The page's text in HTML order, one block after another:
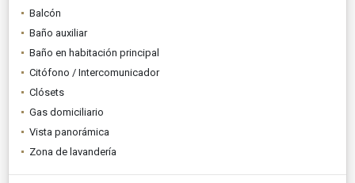
Balcón
Baño auxiliar
Baño en habitación principal
Citófono / Intercomunicador
Clósets
Gas domiciliario
Vista panorámica
Zona de lavandería